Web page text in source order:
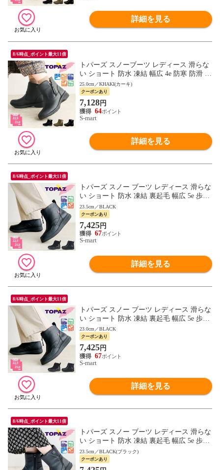
詳細を見る
8/6時点_ポイント最大11倍
トパーズ スノーブーツ レディース 滑らな
い ショート 防水 凍結 幅広 4e 防寒 防滑 軽
量 暖かい レインブーツ ミセス topaz 4830
25.0cm／KHAKI(カーキ)
クーポンあり
7,128円
64
S-mart
詳細を見る
8/6時点_ポイント最大11倍
トパーズ スノー ブーツ レディース 滑らな
い ショート 防水 凍結 裏起毛 幅広 5e 歩き
やすい 防寒 防滑 軽量 レイン コンフォー
ト シューズ 靴 3409 TOPAZ
23.5cm／BLACK
クーポンあり
7,425円
67
S-mart
詳細を見る
8/6時点_ポイント最大11倍
トパーズ スノー ブーツ レディース 滑らな
い ショート 防水 凍結 裏起毛 幅広 5e 歩き
やすい 防寒 防滑 軽量 レイン コンフォー
ト シューズ 靴 3409 TOPAZ
23.0cm／BLACK
クーポンあり
7,425円
67
S-mart
詳細を見る
8/6時点_ポイント最大11倍
トパーズ スノー ブーツ レディース 滑らな
い ショート 防水 凍結 裏起毛 幅広 5e 歩き
やすい 防寒 防滑 軽量 レイン コンフォー
ト シューズ 靴 5513 TOPAZ
23.5cm／BLACK(ブラック)
クーポンあり